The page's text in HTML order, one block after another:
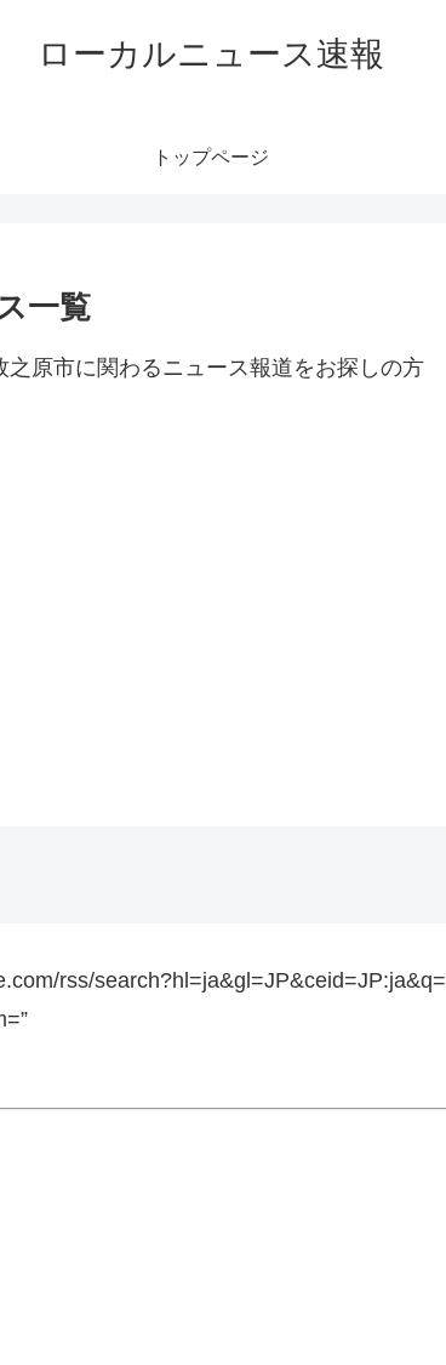
ローカルニュース速報
トップページ
一覧
原市に関わるニュース報道をお探しの方
rss/search?hl=ja&gl=JP&ceid=JP:ja&q=